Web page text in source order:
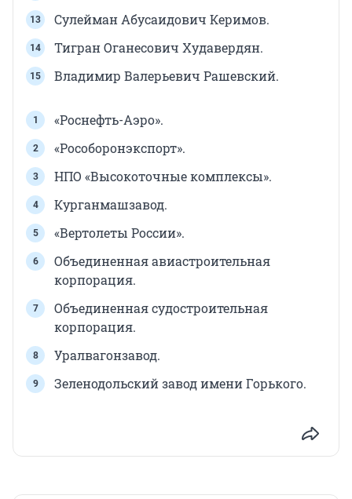
Сулейман Абусаидович Керимов.
Тигран Оганесович Худавердян.
Владимир Валерьевич Рашевский.
«Роснефть-Аэро».
«Рособоронэкспорт».
НПО «Высокоточные комплексы».
Курганмашзавод.
«Вертолеты России».
Объединенная авиастроительная
корпорация.
Объединенная судостроительная
корпорация.
Уралвагонзавод.
Зеленодольский завод имени Горького.